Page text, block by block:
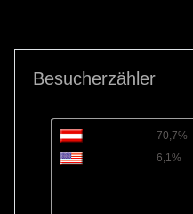
Besucherzähler
70,7%
6,1%